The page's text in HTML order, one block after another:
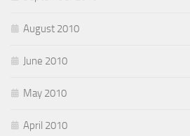
August 2010
June 2010
May 2010
April 2010